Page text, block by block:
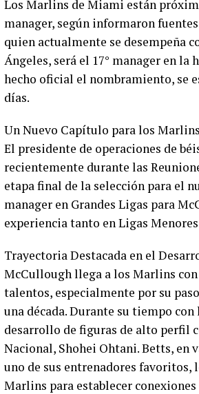
Los Marlins de Miami están
manager, según informaron
quien actualmente se desempeña
Ángeles, será el 17° manager en
hecho oficial el nombramiento, se
días.
Un Nuevo Capítulo para los Marlins
El presidente de operaciones de
recientemente durante las
etapa final de la selección para el
manager en Grandes Ligas para
experiencia tanto en Ligas
Trayectoria Destacada en el
McCullough llega a los Marlins
talentos, especialmente por su
una década. Durante su tiempo
desarrollo de figuras de alto perfil
Nacional, Shohei Ohtani. Betts, en
uno de sus entrenadores
Marlins para establecer